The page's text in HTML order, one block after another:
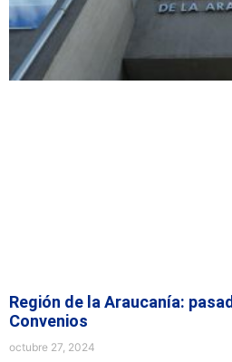
Región de la Araucanía:
Convenios
octubre 27, 2024